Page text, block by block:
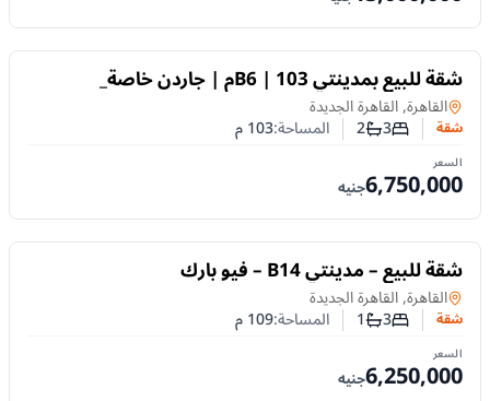
للبيع شقة للبيع بمدينتي B6 | 103م | جاردن خاصة_
وتشطيب فندقي متميز
شقةفي
القاهرة, القاهرة الجديدة
شقة عدد غرف النوم
3عدد الحمامات
2 المساحة:103م
السعر
6,750,000جنيه
للبيع
شقة للبيع – مدينتي B14 – فيو بارك
شقةفي
القاهرة, القاهرة الجديدة
شقة عدد غرف النوم
3عدد الحمامات
1 المساحة:109م
السعر
6,250,000جنيه